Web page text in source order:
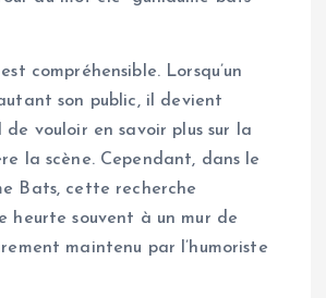
compréhensible. Lorsqu’un
son public, il devient
de vouloir en savoir plus sur la
la scène. Cependant, dans le
Bats, cette recherche
heurte souvent à un mur de
maintenu par l’humoriste